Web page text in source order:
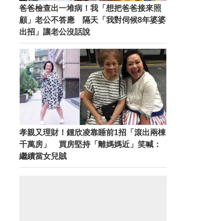
爸爸檢查出一堆病！我「想把爸爸接來照
顧」老公不答應 隔天「我對伺候8年婆婆
出招」讓老公沒話說
孝親又理財！鍾欣凌靠睡前1招「滾出兩棟
千萬房」 買房堅持「離媽媽近」笑喊：
繼續當女兒賊